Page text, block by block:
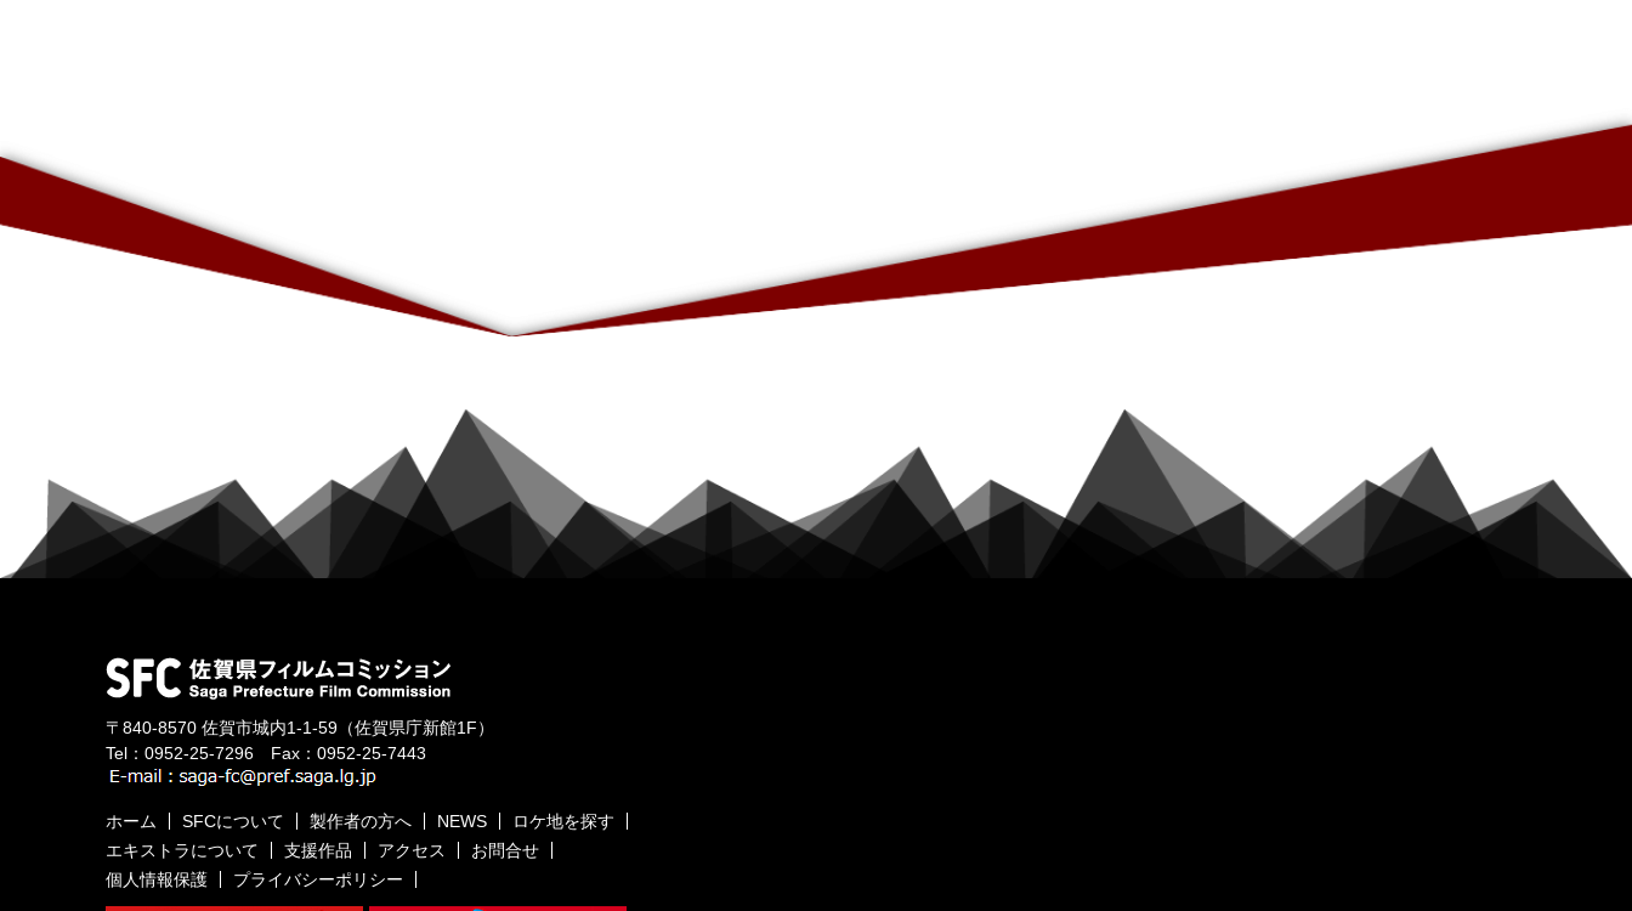
〒840-8570 佐賀市城内1-1-59 （佐賀県庁新館1F）
Tel： 0952-25-7296 Fax：0952-25-7443
ホーム SFCについて 製作者の方へ NEWS
ロケ地を探す
エキストラについて
支援作品 アクセス
お問合せ
個人情報保護
プライバシーポリシー